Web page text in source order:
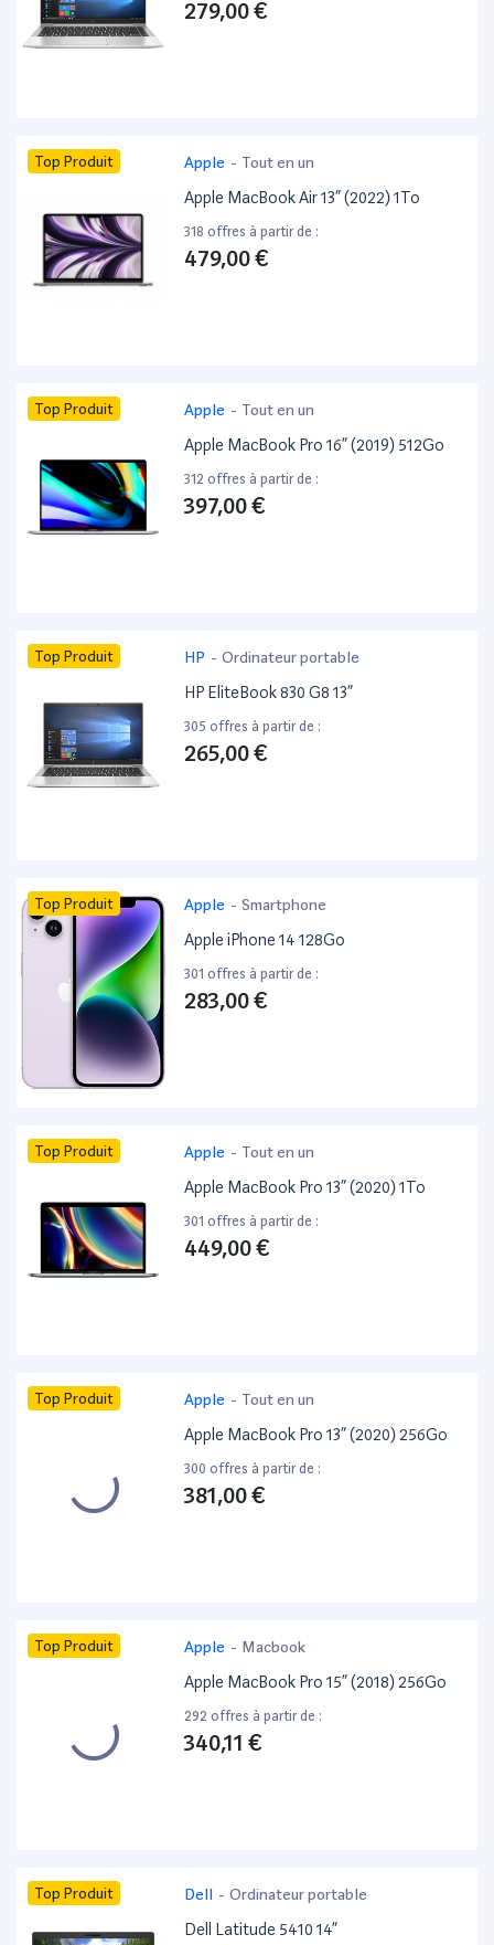
279,00 €
Top Produit Apple - Tout en un
Apple MacBook Air 13” (2022) 1To
318 offres à partir de :
479,00 €
Top Produit Apple - Tout en un
Apple MacBook Pro 16” (2019) 512Go
312 offres à partir de :
397,00 €
Top Produit HP - Ordinateur portable
HP EliteBook 830 G8 13”
305 offres à partir de :
265,00 €
Top Produit Apple - Smartphone
Apple iPhone 14 128Go
301 offres à partir de :
283,00 €
Top Produit Apple - Tout en un
Apple MacBook Pro 13” (2020) 1To
301 offres à partir de :
449,00 €
Top Produit Apple - Tout en un
Apple MacBook Pro 13” (2020) 256Go
300 offres à partir de :
381,00 €
Top Produit Apple - Macbook
Apple MacBook Pro 15” (2018) 256Go
292 offres à partir de :
340,11 €
Top Produit Dell - Ordinateur portable
Dell Latitude 5410 14”